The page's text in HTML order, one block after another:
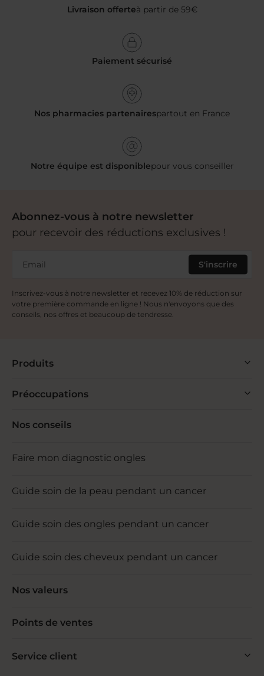
Livraison offerteà partir de 59€
Paiement sécurisé
Nos pharmacies partenairespartout en France
Notre équipe est disponiblepour vous conseiller
Abonnez-vous à notre newsletter
pour recevoir des réductions exclusives !
Email S'inscrire
Inscrivez-vous à notre newsletter et recevez 10% de réduction sur
votre première commande en ligne ! Nous n'envoyons que des
conseils, nos offres et beaucoup de tendresse.
Produits
Préoccupations
Nos conseils
Faire mon diagnostic ongles
Guide soin de la peau pendant un cancer
Guide soin des ongles pendant un cancer
Guide soin des cheveux pendant un cancer
Nos valeurs
Points de ventes
Service client